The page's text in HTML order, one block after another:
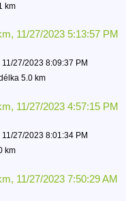
km
11/27/2023 5:13:57 PM
27/2023 8:09:37 PM
5.0 km
11/27/2023 4:57:15 PM
27/2023 8:01:34 PM
km
11/27/2023 7:50:29 AM